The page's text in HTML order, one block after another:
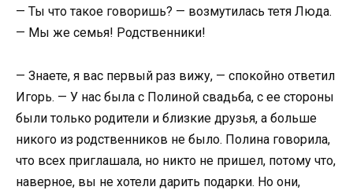
— Ты что такое говоришь? — возмутилась тетя Люда.
— Мы же семья! Родственники!
— Знаете, я вас первый раз вижу, — спокойно ответил
Игорь. — У нас была с Полиной свадьба, с ее стороны
были только родители и близкие друзья, а больше
никого из родственников не было. Полина говорила,
что всех приглашала, но никто не пришел, потому что,
наверное, вы не хотели дарить подарки. Но они,